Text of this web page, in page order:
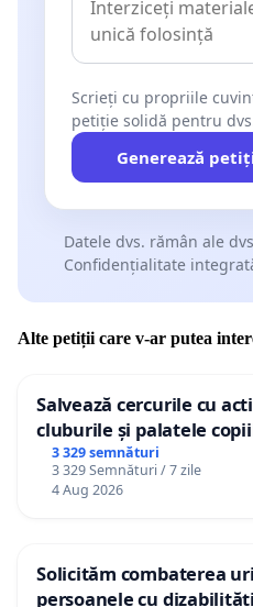
Scrieți cu propriile
petiție solidă pentru
Generează
Datele dvs. rămân ale
Confidențialitate
Alte petiții care v-ar putea
Salvează cercurile cu
cluburile și palatele
3 329 semnături
3 329 Semnături / 7 zile
4 Aug 2026
Solicităm combaterea
persoanele cu dizabilități